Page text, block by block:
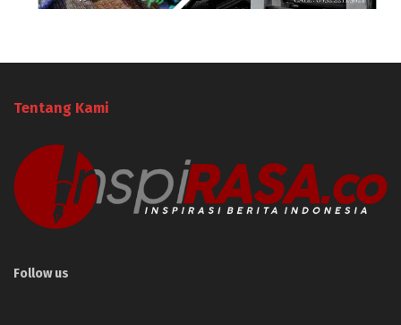
Tentang Kami
Follow us